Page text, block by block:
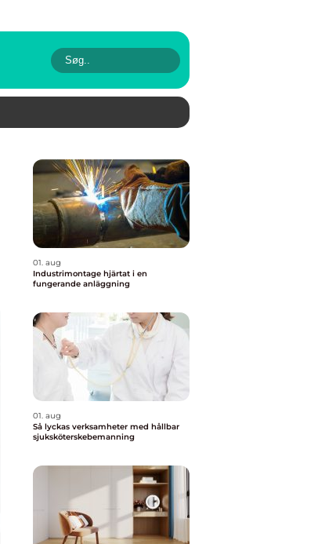
01. aug
Industrimontage hjärtat i en
fungerande anläggning
01. aug
Så lyckas verksamheter med hållbar
sjuksköterskebemanning